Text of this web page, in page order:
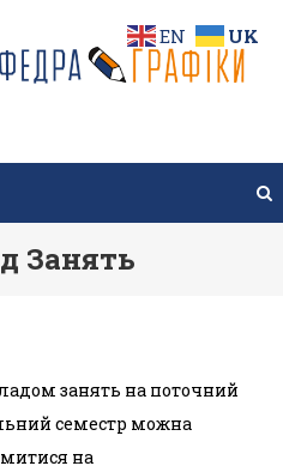
Занять
занять на поточний
семестр можна
на
EN UK